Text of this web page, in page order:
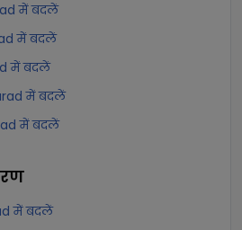
में बदलें
में बदलें
में बदलें
में बदलें
में बदलें
में बदलें